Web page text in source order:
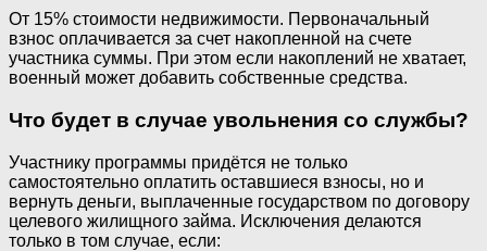
От 15% стоимости недвижимости. Первоначальный
взнос оплачивается за счет накопленной на счете
участника суммы. При этом если накоплений не хватает,
военный может добавить собственные средства.
Что будет в случае увольнения со службы?
Участнику программы придётся не только
самостоятельно оплатить оставшиеся взносы, но и
вернуть деньги, выплаченные государством по договору
целевого жилищного займа. Исключения делаются
только в том случае, если: